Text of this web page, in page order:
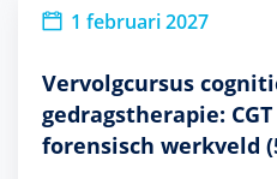
1 februari 2027
Vervolgcursus
gedragstherapie:
forensisch werkveld